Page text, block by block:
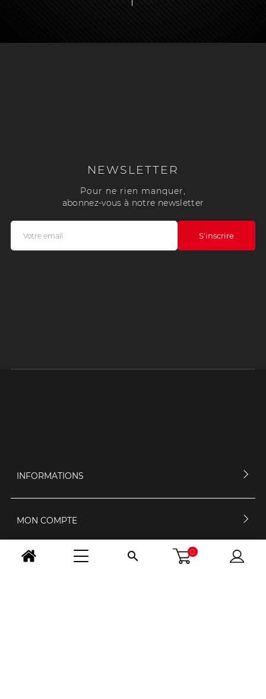
NEWSLETTER
Pour ne rien manquer,
abonnez-vous à notre newsletter
INFORMATIONS
MON COMPTE
CONTACTEZ-NOUS
 0